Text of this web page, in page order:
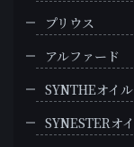
プリウス
アルファード
SYNTHEオイル
SYNESTERオ